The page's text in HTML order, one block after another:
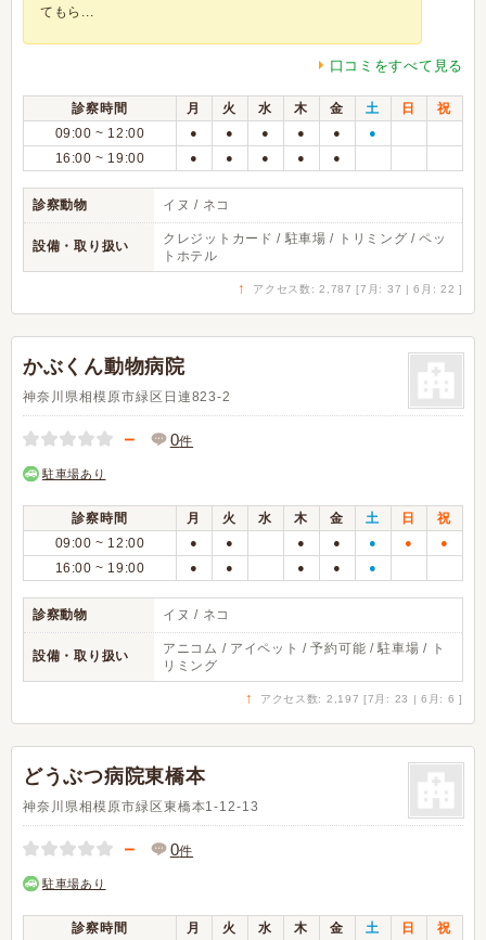
てもら...
口コミをすべて見る
診察時間 月 火 水 木 金 土 日
祝
09:00 ~ 12:00
● ● ● ● ● ●
16:00 ~ 19:00 ● ● ● ● ●
診察動物 イヌ / ネコ
設備・取り扱い
クレジットカード / 駐車場 / トリミング / ペッ
トホテル
↑ アクセス数: 2,787 [7月: 37 | 6月: 22 ]
かぶくん動物病院
神奈川県相模原市緑区日連823-2
－ 0件
駐車場あり
診察時間 月 火 水 木 金 土 日
祝
09:00 ~ 12:00
● ● ● ● ● ● ●
16:00 ~ 19:00 ● ● ● ● ●
診察動物 イヌ / ネコ
設備・取り扱い
アニコム / アイペット / 予約可能 / 駐車場 / ト
リミング
↑ アクセス数: 2,197 [7月: 23 | 6月: 6 ]
どうぶつ病院東橋本
神奈川県相模原市緑区東橋本1-12-13
－ 0件
駐車場あり
診察時間 月 火 水 木 金 土 日
祝